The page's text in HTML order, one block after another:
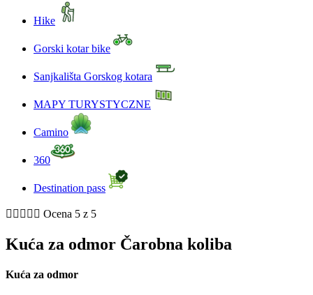
Hike
Gorski kotar bike
Sanjkališta Gorskog kotara
MAPY TURYSTYCZNE
Camino
360
Destination pass
     Ocena 5 z 5
Kuća za odmor Čarobna koliba
Kuća za odmor